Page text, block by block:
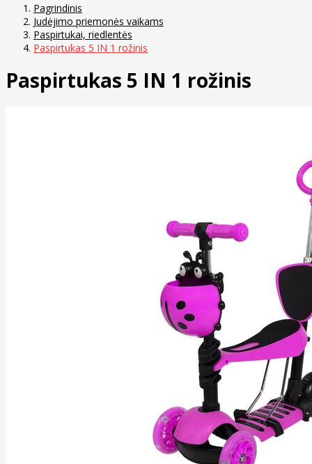
Pagrindinis
Judėjimo priemonės vaikams
Paspirtukai, riedlentės
Paspirtukas 5 IN 1 rožinis
Paspirtukas 5 IN 1 rožinis